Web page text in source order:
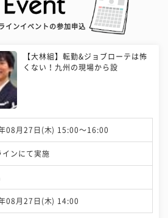
インイベントの参加申込
【大林組】転勤&ジョブローテは怖
くない！九州の現場から設
08月27日(木) 15:00〜16:00
インにて実施
08月27日(木) 14:00